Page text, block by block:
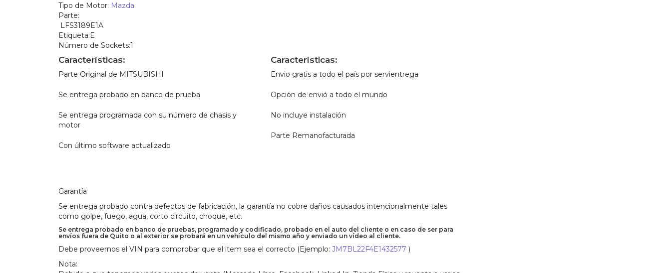
Tipo de Motor: Mazda
Parte:
LFS3189E1A
Etiqueta: E
Número de Sockets:1
Características:
Parte Original de MITSUBISHI
Se entrega probado en banco de prueba
Se entrega programada con su número de chasis y
motor
Con último software actualizado
Características:
Envio gratis a todo el país por servientrega
Opción de envió a todo el mundo
No incluye instalación
Parte Remanofacturada
Garantía
Se entrega probado contra defectos de fabricación, la garantía no cobre daños causados intencionalmente tales
como golpe, fuego, agua, corto circuito, choque, etc.
Se entrega probado en banco de pruebas, programado y codificado, probado en el auto del cliente o en caso de ser para
envíos fuera de Quito o al exterior se probará en un vehículo del mismo año y enviado un vídeo al cliente.
Debe proveernos el VIN para comprobar que el item sea el correcto (Ejemplo: JM7BL22F4E1432577 )
Nota: